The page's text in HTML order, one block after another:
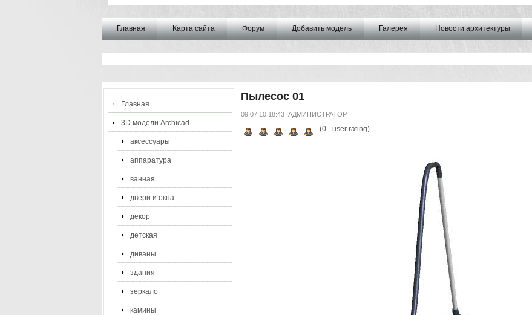
Главная Карта сайта Форум Добавить модель Галерея Новости архитектуры
Главная
3D модели Archicad
аксессуары
аппаратура
ванная
двери и окна
декор
детская
диваны
здания
зеркало
камины
Пылесос 01
09.07.10 18:43 АДМИНИСТРАТОР
(0- user rating)